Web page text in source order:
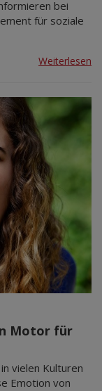
bei
für soziale
Weiterlesen
Motor für
vielen Kulturen
Emotion von